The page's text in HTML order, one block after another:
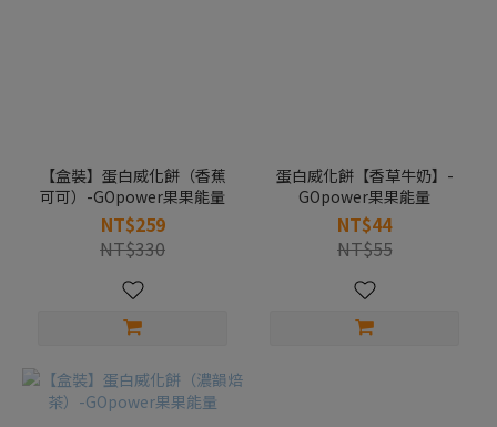
【盒裝】蛋白威化餅（香蕉
可可）-GOpower果果能量
NT$259
NT$330
蛋白威化餅【香草牛奶】-
GOpower果果能量
NT$44
NT$55